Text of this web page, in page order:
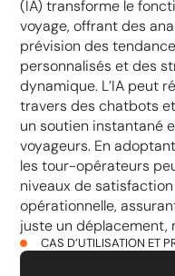
(IA) transforme le
voyage, offrant des
prévision des
personnalisés et des
dynamique. L’IA peut
travers des chatbots
un soutien instantané
voyageurs. En
les tour-opérateurs
niveaux de
opérationnelle,
juste un déplacement,
CAS D’UTILISATION ET